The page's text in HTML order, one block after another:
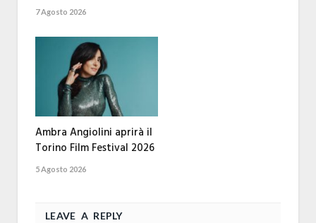
7 Agosto 2026
Ambra Angiolini aprirà il
Torino Film Festival 2026
5 Agosto 2026
LEAVE A REPLY